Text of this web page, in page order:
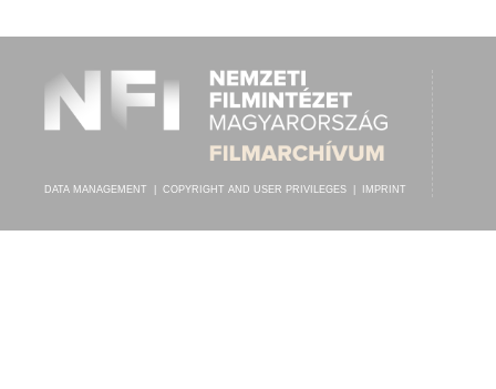
DATA MANAGEMENT COPYRIGHT AND USER PRIVILEGES IMPRINT